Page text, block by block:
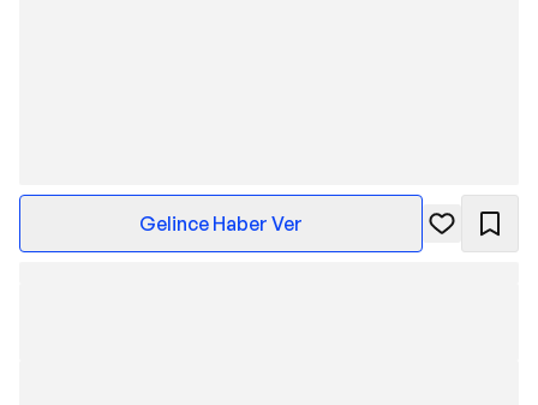
Gelince Haber Ver